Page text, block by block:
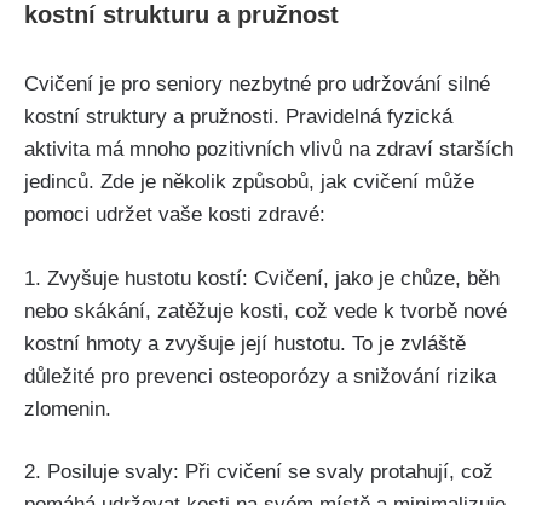
kostní strukturu a pružnost
Cvičení je pro seniory nezbytné pro udržování silné
kostní struktury a pružnosti. Pravidelná fyzická
aktivita má mnoho pozitivních vlivů na zdraví starších
jedinců. Zde je několik způsobů, jak cvičení může
pomoci udržet vaše kosti zdravé:
1. Zvyšuje hustotu kostí: Cvičení, jako je chůze, běh
nebo skákání, zatěžuje kosti, což vede k tvorbě nové
kostní hmoty a zvyšuje její hustotu. To je zvláště
důležité pro prevenci osteoporózy a snižování rizika
zlomenin.
2. Posiluje svaly: Při cvičení se svaly protahují, což